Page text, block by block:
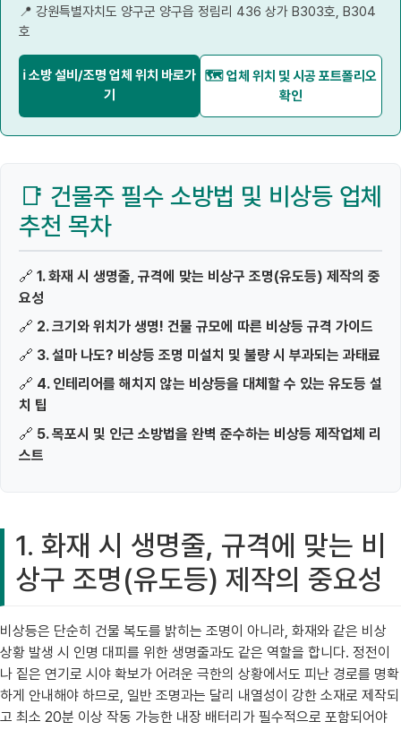
📍 강원특별자치도 양구군 양구읍 정림리 436 상가 B303호, B304
호
ℹ 소방 설비/조명 업체 위치 바로가
기
🗺️ 업체 위치 및 시공 포트폴리오
확인
📑 건물주 필수 소방법 및 비상등 업체
추천 목차
🔗 1. 화재 시 생명줄, 규격에 맞는 비상구 조명(유도등) 제작의 중
요성
🔗 2. 크기와 위치가 생명! 건물 규모에 따른 비상등 규격 가이드
🔗 3. 설마 나도? 비상등 조명 미설치 및 불량 시 부과되는 과태료
🔗 4. 인테리어를 해치지 않는 비상등을 대체할 수 있는 유도등 설
치 팁
🔗 5. 목포시 및 인근 소방법을 완벽 준수하는 비상등 제작업체 리
스트
1. 화재 시 생명줄, 규격에 맞는 비
상구 조명(유도등) 제작의 중요성
비상등은 단순히 건물 복도를 밝히는 조명이 아니라, 화재와 같은 비상
상황 발생 시 인명 대피를 위한 생명줄과도 같은 역할을 합니다. 정전이
나 짙은 연기로 시야 확보가 어려운 극한의 상황에서도 피난 경로를 명확
하게 안내해야 하므로, 일반 조명과는 달리 내열성이 강한 소재로 제작되
고 최소 20분 이상 작동 가능한 내장 배터리가 필수적으로 포함되어야